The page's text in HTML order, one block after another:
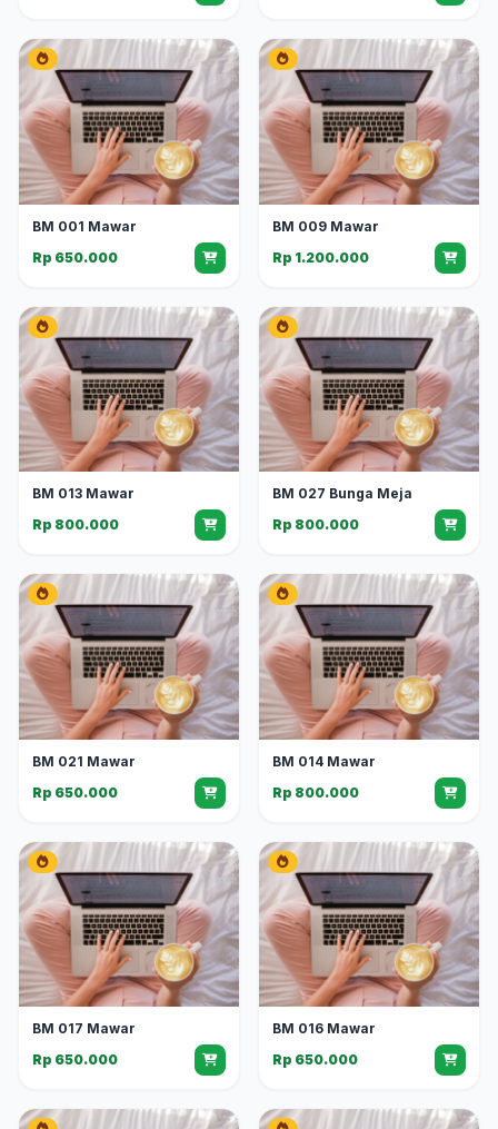
BM 001 Mawar
Rp 650.000
BM 009 Mawar
Rp 1.200.000
BM 013 Mawar
Rp 800.000
BM 027 Bunga Meja
Rp 800.000
BM 021 Mawar
Rp 650.000
BM 014 Mawar
Rp 800.000
BM 017 Mawar
Rp 650.000
BM 016 Mawar
Rp 650.000